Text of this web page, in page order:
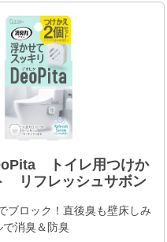
トイレ用つけか
リフレッシュサボン
ブロック！直後臭も壁床しみ
消臭＆防臭